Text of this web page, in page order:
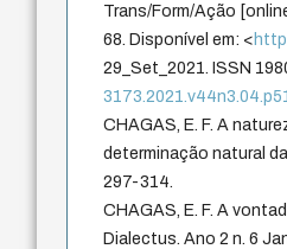
Trans/Form/Ação
68. Disponível em: <
29_Set_2021. ISSN
3173.2021.v44n3.04.p51
CHAGAS, E. F. A
determinação natural
297-314.
CHAGAS, E. F. A
Dialectus. Ano 2 n. 6